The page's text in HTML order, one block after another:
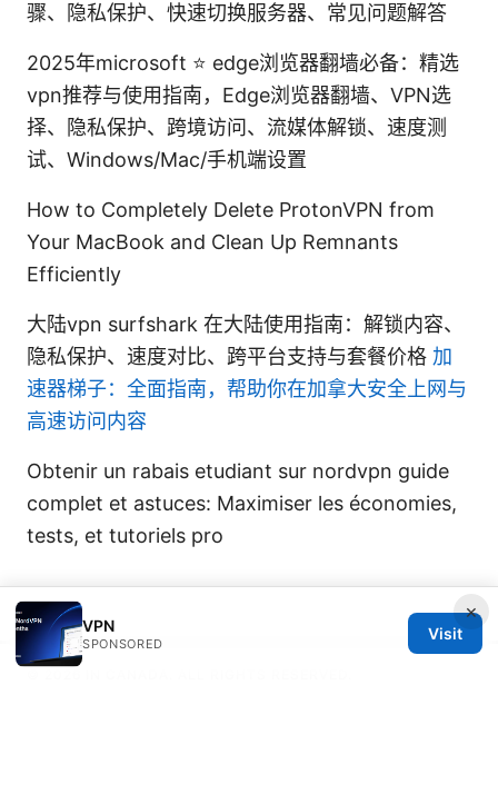
骤、隐私保护、快速切换服务器、常见问题解答
2025年microsoft ⭐ edge浏览器翻墙必备：精选
vpn推荐与使用指南，Edge浏览器翻墙、VPN选
择、隐私保护、跨境访问、流媒体解锁、速度测
试、Windows/Mac/手机端设置
How to Completely Delete ProtonVPN from
Your MacBook and Clean Up Remnants
Efficiently
大陆vpn surfshark 在大陆使用指南：解锁内容、
隐私保护、速度对比、跨平台支持与套餐价格 加
速器梯子：全面指南，帮助你在加拿大安全上网与
高速访问内容
Obtenir un rabais etudiant sur nordvpn guide
complet et astuces: Maximiser les économies,
tests, et tutoriels pro
×
VPN
SPONSORED
Visit